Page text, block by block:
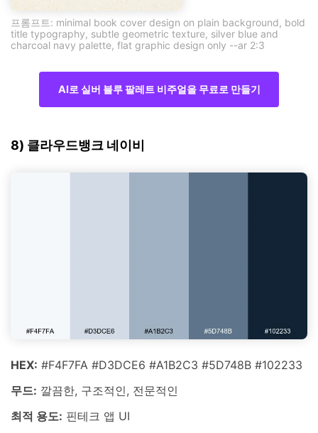
프롬프트: minimal book cover design on plain background, bold
title typography, subtle geometric texture, silver blue and
charcoal navy palette, flat graphic design only --ar 2:3
AI로 실버 블루 팔레트 비주얼을 무료로 만들기
8) 클라우드뱅크 네이비
HEX: #F4F7FA #D3DCE6 #A1B2C3 #5D748B #102233
무드: 깔끔한, 구조적인, 전문적인
최적 용도: 핀테크 앱 UI